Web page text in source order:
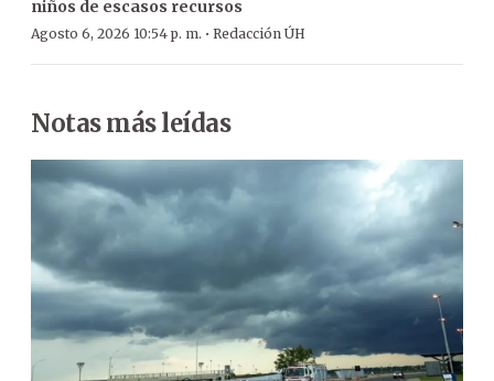
niños de escasos recursos
Agosto 6, 2026 10:54 p. m. · Redacción ÚH
Notas más leídas